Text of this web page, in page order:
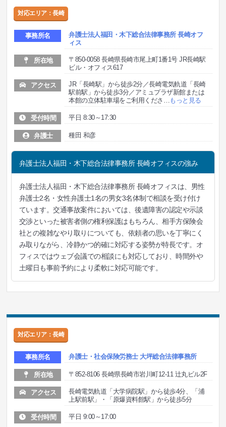
対応エリア：長崎
事務所名
弁護士法人福田・木下総合法律事務所 長崎オフ
ィス
所在地
〒850-0058 長崎県長崎市尾上町1番1号 JR長崎駅
ビル・オフィス617
アクセス
JR「長崎駅」から徒歩2分／長崎電気軌道「長崎
駅前駅」から徒歩3分／アミュプラザ新館または
本館の立体駐車場をご利用くださ
もっと見る
受付時間 平日 8:30～17:30
弁護士 種田 和彦
弁護士法人福田・木下総合法律事務所 長崎オフィスの強み
弁護士法人福田・木下総合法律事務所 長崎オフィスは、男性
弁護士2名・女性弁護士1名の男女3名体制で相談を受け付け
ています。交通事故案件においては、後遺障害の認定や示談
交渉といった被害者側の権利保護はもちろん、相手方保険会
社との複雑なやり取りについても、依頼者の思いを丁寧にく
み取りながら、冷静かつ的確に対応する姿勢が特長です。オ
フィスではウェブ会議での相談にも対応しており、時間外や
土曜日も事前予約により柔軟に対応可能です。
対応エリア：長崎
事務所名 弁護士・社会保険労務士 大坪総合法律事務所
所在地 〒852-8106 長崎県長崎市岩川町12-11 辻丸ビル2F
アクセス
長崎電気軌道「大学病院駅」から徒歩4分、「浦
上駅前駅」・「原爆資料館駅」から徒歩5分
受付時間 平日 9:00～17:00